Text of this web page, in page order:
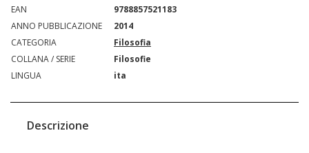
EAN
9788857521183
ANNO PUBBLICAZIONE
2014
CATEGORIA
Filosofia
COLLANA / SERIE
Filosofie
LINGUA
ita
Descrizione